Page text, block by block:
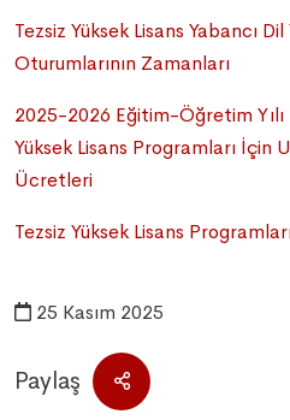
Tezsiz Yüksek Lisans Yabancı Dil
Oturumlarının Zamanları
2025-2026 Eğitim-Öğretim
Yüksek Lisans Programları İçin
Ücretleri
Tezsiz Yüksek Lisans
25 Kasım 2025
Paylaş